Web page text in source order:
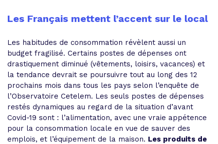
Les Français mettent l’accent sur le local
Les habitudes de consommation révèlent aussi un
budget fragilisé. Certains postes de dépenses ont
drastiquement diminué (vêtements, loisirs, vacances) et
la tendance devrait se poursuivre tout au long des 12
prochains mois dans tous les pays selon l’enquête de
l’Observatoire Cetelem. Les seuls postes de dépenses
restés dynamiques au regard de la situation d’avant
Covid-19 sont : l’alimentation, avec une vraie appétence
pour la consommation locale en vue de sauver des
emplois, et l’équipement de la maison. Les produits de